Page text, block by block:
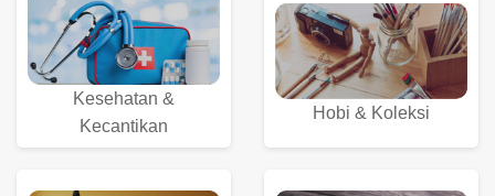
Kesehatan &
Kecantikan
Hobi & Koleksi